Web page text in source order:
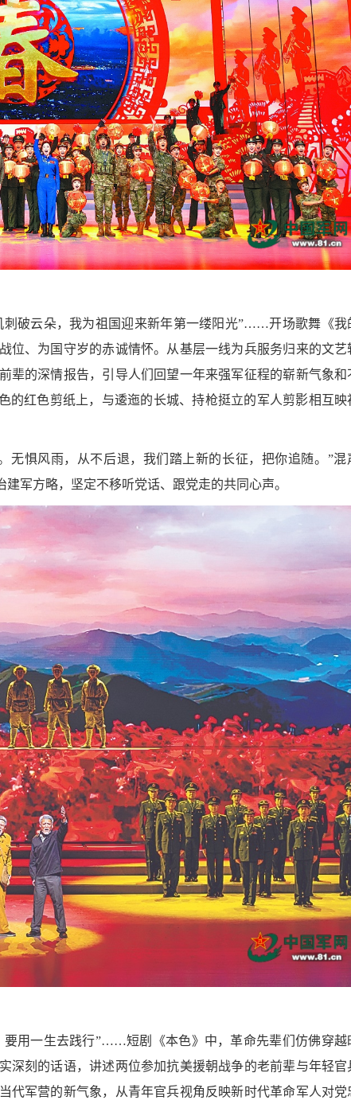
刺破云朵，我为祖国迎来新年第一缕阳光”……开场歌舞《我
位、为国守岁的赤诚情怀。从基层一线为兵服务归来的文艺
辈的深情报告，引导人们回望一年来强军征程的崭新气象和
的红色剪纸上，与逶迤的长城、持枪挺立的军人剪影相互映
无惧风雨，从不后退，我们踏上新的长征，把你追随。”混
军方略，坚定不移听党话、跟党走的共同心声。
要用一生去践行”……短剧《本色》中，革命先辈们仿佛穿越
深刻的话语，讲述两位参加抗美援朝战争的老前辈与年轻官
代军营的新气象，从青年官兵视角反映新时代革命军人对党